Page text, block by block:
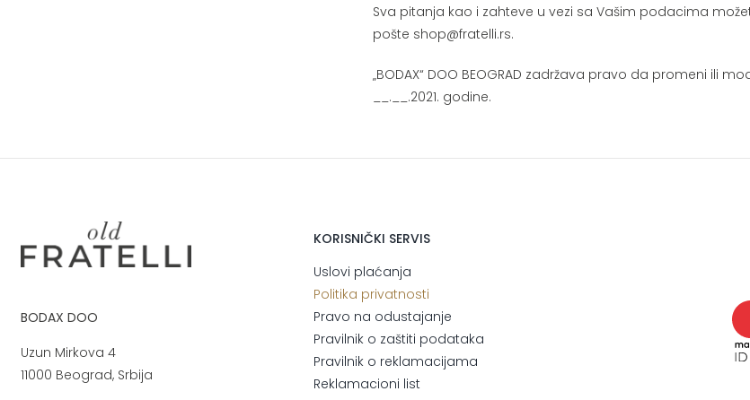
Sva pitanja kao i zahteve u vezi sa Vašim podacima
pošte shop@fratelli.rs.
„BODAX“ DOO BEOGRAD zadržava pravo da promeni ili
__.__.2021. godine.
BODAX DOO
Uzun Mirkova 4
11000 Beograd, Srbija
KORISNIČKI SERVIS
Uslovi plaćanja
Politika privatnosti
Pravo na odustajanje
Pravilnik o zaštiti podataka
Pravilnik o reklamacijama
Reklamacioni list